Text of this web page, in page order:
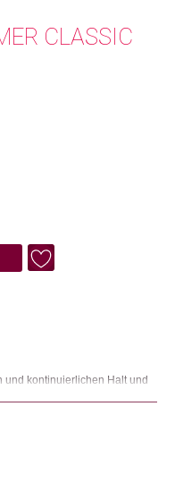
CLASSIC
und kontinuierlichen Halt und